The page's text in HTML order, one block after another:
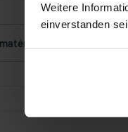
Weitere
einverstanden